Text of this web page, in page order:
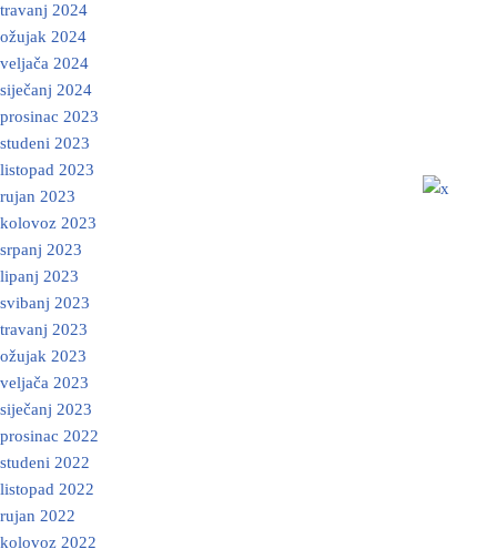
travanj 2024
ožujak 2024
veljača 2024
siječanj 2024
prosinac 2023
studeni 2023
listopad 2023
rujan 2023
kolovoz 2023
srpanj 2023
lipanj 2023
svibanj 2023
travanj 2023
ožujak 2023
veljača 2023
siječanj 2023
prosinac 2022
studeni 2022
listopad 2022
rujan 2022
kolovoz 2022